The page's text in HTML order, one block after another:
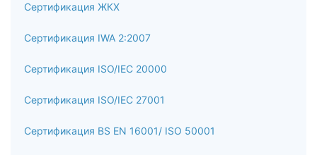
Сертификация ЖКХ
Сертификация IWA 2:2007
Сертификация ISO/IEC 20000
Сертификация ISO/IEC 27001
Сертификация BS EN 16001/ ISO 50001